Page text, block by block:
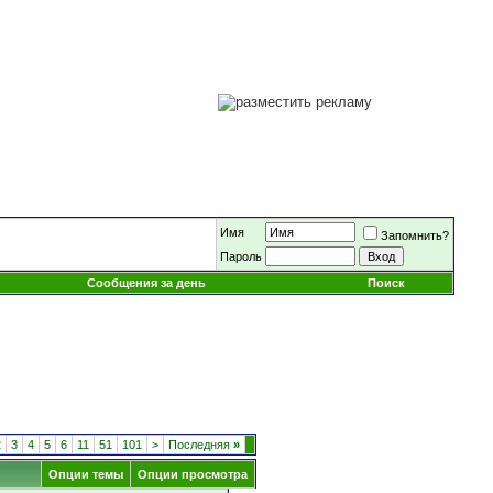
Имя
Запомнить?
Пароль
Сообщения за день
Поиск
3 4 5 6 11 51 101 > Последняя »
Опции темы Опции просмотра